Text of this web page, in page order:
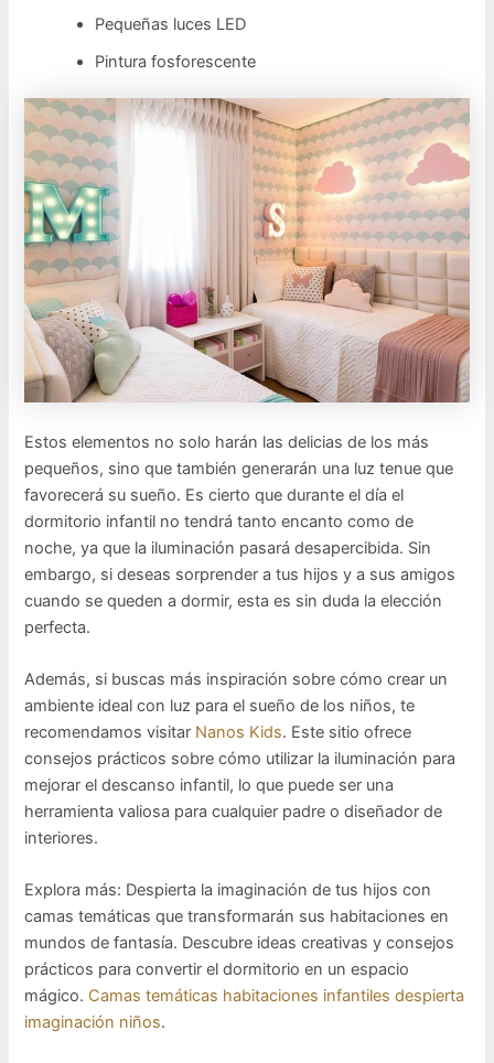
Pequeñas luces LED
Pintura fosforescente
Estos elementos no solo harán las delicias de los más
pequeños, sino que también generarán una luz tenue que
favorecerá su sueño. Es cierto que durante el día el
dormitorio infantil no tendrá tanto encanto como de
noche, ya que la iluminación pasará desapercibida. Sin
embargo, si deseas sorprender a tus hijos y a sus amigos
cuando se queden a dormir, esta es sin duda la elección
perfecta.
Además, si buscas más inspiración sobre cómo crear un
ambiente ideal con luz para el sueño de los niños, te
recomendamos visitar Nanos Kids. Este sitio ofrece
consejos prácticos sobre cómo utilizar la iluminación para
mejorar el descanso infantil, lo que puede ser una
herramienta valiosa para cualquier padre o diseñador de
interiores.
Explora más: Despierta la imaginación de tus hijos con
camas temáticas que transformarán sus habitaciones en
mundos de fantasía. Descubre ideas creativas y consejos
prácticos para convertir el dormitorio en un espacio
mágico. Camas temáticas habitaciones infantiles despierta
imaginación niños.